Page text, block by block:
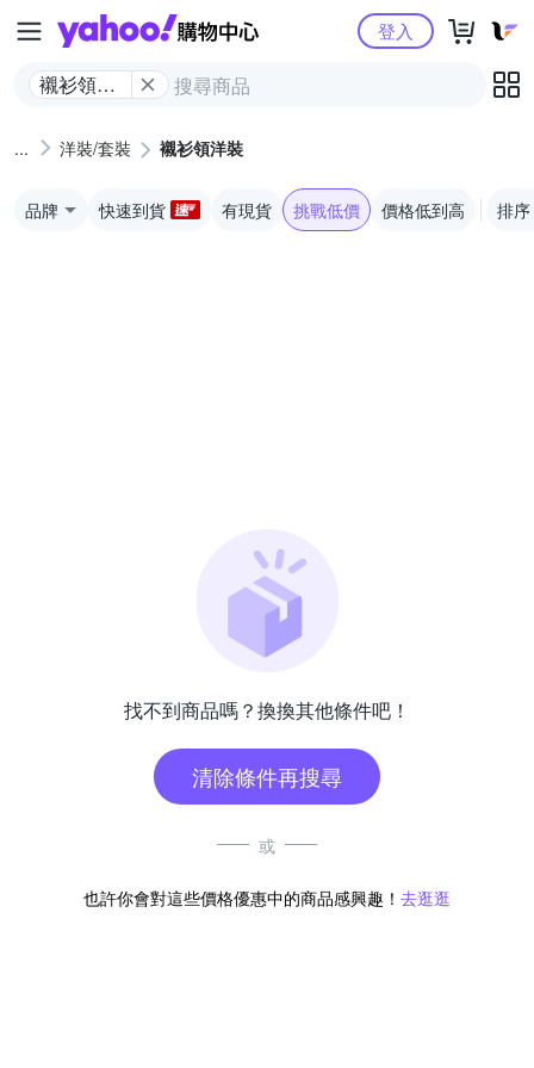
Yahoo購物中心
襯衫領洋
登入
洋裝/套裝 襯衫領洋裝
品牌 快速到貨 有現貨 挑戰低價 價格低到高 排序
找不到商品嗎？換換其他條件吧！
清除條件再搜尋
或
也許你會對這些價格優惠中的商品感興趣！ 去逛逛